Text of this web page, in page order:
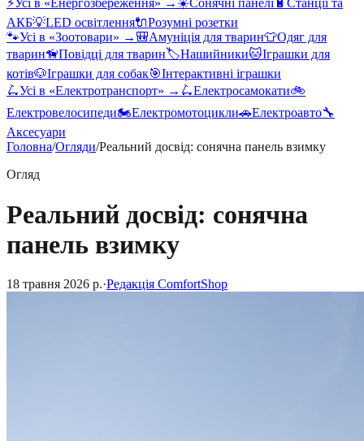
⚡Усі в «Енергозбереження» → ☀️Сонячні панелі 🔋 Станції та
АКБ💡LED освітлення🔌Розумні розетки
🐾Усі в «Зоотовари» → 🎒Амуніція для тварин👕Одяг для
тварин🦮Повідці для тварин🏷️Нашийники🐱Іграшки для
котів🐶Іграшки для собак🎯Інтерактивні іграшки
🛴Усі в «Електротранспорт» → 🛴Електросамокати🚲
Електровелосипеди🏍️Електромотоцикли🚗Електроавто🔧
Аксесуари
Головна/Огляди/Реальний досвід: сонячна панель взимку
Огляд
Реальний досвід: сонячна
панель взимку
18 травня 2026 р.·Редакція ComfortShop